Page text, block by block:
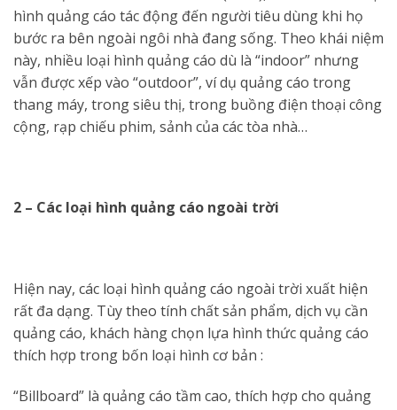
hình quảng cáo tác động đến người tiêu dùng khi họ
bước ra bên ngoài ngôi nhà đang sống. Theo khái niệm
này, nhiều loại hình quảng cáo dù là “indoor” nhưng
vẫn được xếp vào “outdoor”, ví dụ quảng cáo trong
thang máy, trong siêu thị, trong buồng điện thoại công
cộng, rạp chiếu phim, sảnh của các tòa nhà…
2 – Các loại hình quảng cáo ngoài trời
Hiện nay, các loại hình quảng cáo ngoài trời xuất hiện
rất đa dạng. Tùy theo tính chất sản phẩm, dịch vụ cần
quảng cáo, khách hàng chọn lựa hình thức quảng cáo
thích hợp trong bốn loại hình cơ bản :
“Billboard” là quảng cáo tầm cao, thích hợp cho quảng